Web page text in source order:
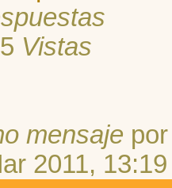
Vistas
mensaje
2011, 13:19